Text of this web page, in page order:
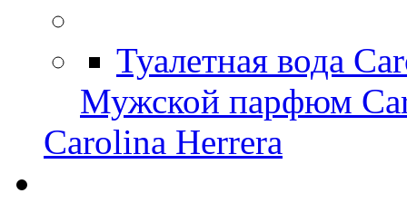
Туалетная вода
Мужской парфюм
Carolina Herrera